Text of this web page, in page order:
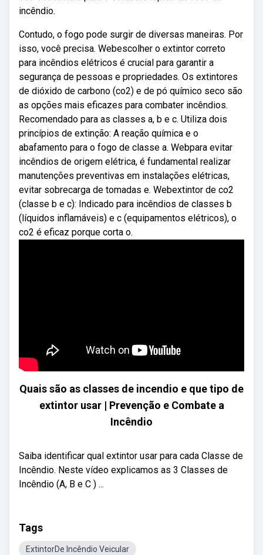
incêndio.
Contudo, o fogo pode surgir de diversas maneiras. Por
isso, você precisa. Webescolher o extintor correto
para incêndios elétricos é crucial para garantir a
segurança de pessoas e propriedades. Os extintores
de dióxido de carbono (co2) e de pó químico seco são
as opções mais eficazes para combater incêndios.
Recomendado para as classes a, b e c. Utiliza dois
princípios de extinção: A reação química e o
abafamento para o fogo de classe a. Webpara evitar
incêndios de origem elétrica, é fundamental realizar
manutenções preventivas em instalações elétricas,
evitar sobrecarga de tomadas e. Webextintor de co2
(classe b e c): Indicado para incêndios de classes b
(líquidos inflamáveis) e c (equipamentos elétricos), o
co2 é eficaz porque corta o.
Quais são as classes de incendio e que tipo de
extintor usar | Prevenção e Combate a
Incêndio
Saiba identificar qual extintor usar para cada Classe de
Incêndio. Neste vídeo explicamos as 3 Classes de
Incêndio (A, B e C ) ...
Tags
ExtintorDe Incêndio Veicular